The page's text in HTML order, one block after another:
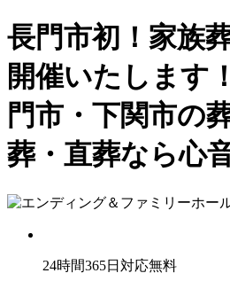
長門市初！家族
開催いたします
門市・下関市の
葬・直葬なら心
24時間365日対応無料